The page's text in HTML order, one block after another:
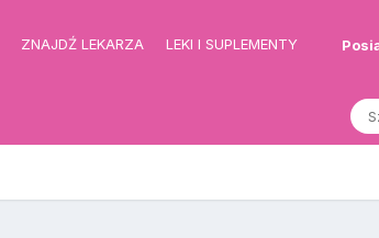
ZNAJDŹ LEKARZA LEKI I SUPLEMENTY